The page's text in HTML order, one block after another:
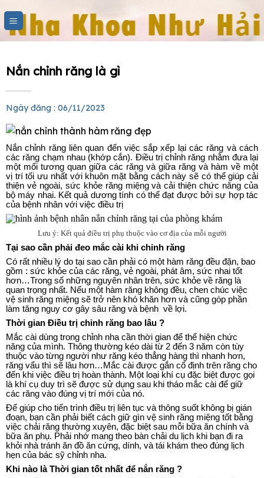
content
Nắn chỉnh răng là gì
Ngày đăng : 06/11/2023
Nắn chỉnh răng liên quan đến việc sắp xếp lại các răng và cách
các răng chạm nhau (khớp cắn). Điều trị chỉnh răng nhằm đưa lại
một mối tương quan giữa các răng và giữa răng và hàm về một
vị trí tối ưu nhất với khuôn mặt bằng cách này sẽ có thể giúp cải
thiện vẻ ngoài, sức khỏe răng miệng và cải thiện chức năng của
bộ máy nhai. Kết quả dương tính có thể đạt được bởi sự hợp tác
của bệnh nhân với việc điều trị
Lưu ý: Kết quả điều trị phụ thuộc vào cơ địa của mỗi người
Tại sao cần phải đeo mắc cài khi chỉnh răng
Có rất nhiều lý do tại sao cần phải có một hàm răng đều đặn, bao
gồm : sức khỏe của các răng, vẻ ngoài, phát âm, sức nhai tốt
hơn…Trong số những nguyên nhân trên, sức khỏe về răng là
quan trọng nhất. Nếu một hàm răng không đều, chen chúc việc
vệ sinh răng miệng sẽ trở nên khó khăn hơn và cũng góp phần
làm tăng nguy cơ gây sâu răng và bệnh về lợi.
Thời gian Điều trị chỉnh răng bao lâu ?
Mắc cài dùng trong chỉnh nha cần thời gian để thể hiện chức
năng của mình. Thông thường kéo dài từ 2 đến 3 năm còn tùy
thuộc vào từng người như răng kéo thẳng hàng thì nhanh hơn,
răng vẩu thì sẽ lâu hơn…Mắc cài được gắn cố định trên răng cho
đến khi việc điều trị hoàn thành. Một loại khí cụ đặc biệt được gọi
là khí cụ duy trì sẽ được sử dụng sau khi tháo mắc cài để giữ
các răng vào đúng vị trí mới của nó.
Để giúp cho tiến trình điều trị liên tục và thông suốt không bị gián
đoạn, bạn cần phải biết cách giữ gìn vệ sinh răng miệng tốt bằng
việc chải răng thường xuyên, đặc biệt sau mỗi bữa ăn chính và
bữa ăn phụ. Phải nhớ mang theo bàn chải du lịch khi bạn đi ra
khỏi nhà tránh ăn đồ ăn cứng, dính, và tái khám theo đúng lịch
hẹn của bác sỹ chỉnh nha.
Khi nào là Thời gian tốt nhất để nắn răng ?